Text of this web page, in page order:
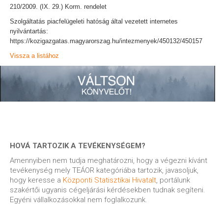
210/2009. (IX. 29.) Korm. rendelet
Szolgáltatás piacfelügeleti hatóság által vezetett internetes
nyilvántartás:
https://kozigazgatas.magyarorszag.hu/intezmenyek/450132/450157
Vissza a listához
HOVÁ TARTOZIK A TEVÉKENYSÉGEM?
Amennyiben nem tudja meghatározni, hogy a végezni kívánt
tevékenység mely TEÁOR kategóriába tartozik, javasoljuk,
hogy keresse a Központi Statisztikai Hivatalt , portálunk
szakértői ugyanis cégeljárási kérdésekben tudnak segíteni.
Egyéni vállalkozásokkal nem foglalkozunk.